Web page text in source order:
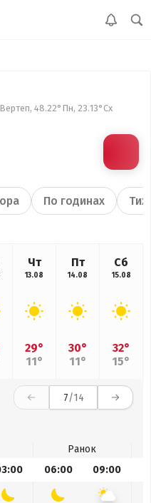
48.22°Пн, 23.13°Сх
По годинах
Чт
13.08
29°
11°
Пт
14.08
30°
11°
Сб
15.08
32°
15°
7/14
Ранок
06:00 09:00